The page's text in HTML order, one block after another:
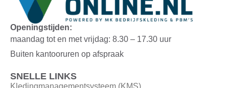
Openingstijden:
maandag tot en met vrijdag: 8.30 – 17.30 uur
Buiten kantooruren op afspraak
SNELLE LINKS
Kledingmanagementsysteem (KMS)